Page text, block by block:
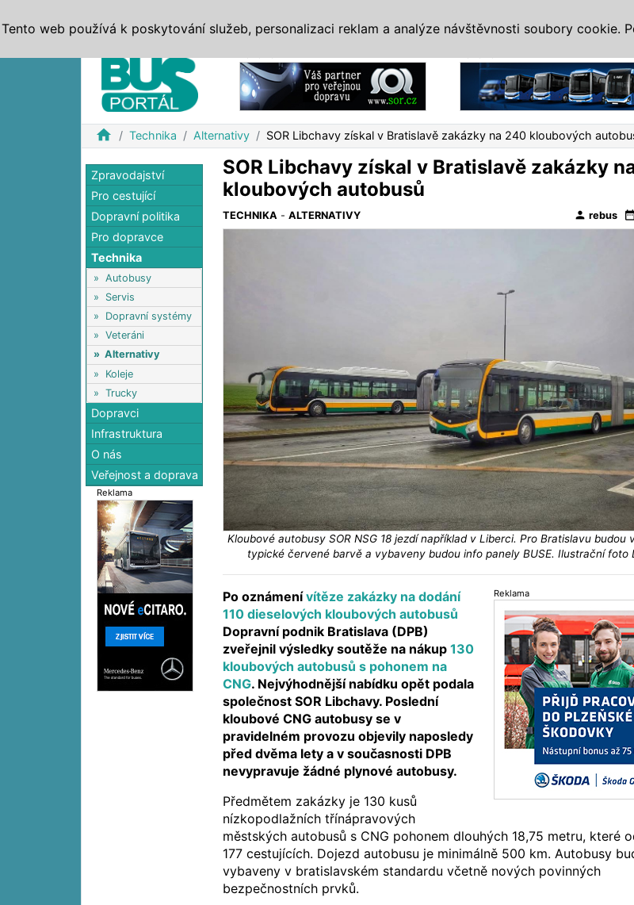
home Technika Alternativy SOR Libchavy získal v Bratislavě zakázky na 240 kloubových
Zpravodajství
Pro cestující
Dopravní politika
Pro dopravce
Technika
» Autobusy
» Servis
» Dopravní systémy
» Veteráni
» Alternativy
» Koleje
» Trucky
Dopravci
Infrastruktura
O nás
Veřejnost a doprava
Reklama
SOR Libchavy získal v Bratislavě zakázky
kloubových autobusů
TECHNIKA -ALTERNATIVY person rebus date_range
Kloubové autobusy SOR NSG 18 jezdí například v Liberci. Pro Bratislavu budou
typické červené barvě a vybaveny budou info panely BUSE. Ilustrační foto
Reklama
Po oznámenívítěze zakázky na dodání
110 dieselových kloubových autobusů
Dopravní podnik Bratislava (DPB)
zveřejnil výsledky soutěže na nákup130
kloubových autobusů s pohonem na
CNG. Nejvýhodnější nabídku opět podala
společnost SOR Libchavy. Poslední
kloubové CNG autobusy se v
pravidelném provozu objevily naposledy
před dvěma lety a v současnosti DPB
nevypravuje žádné plynové autobusy.
Předmětem zakázky je 130 kusů
nízkopodlažních třínápravových
městských autobusů s CNG pohonem dlouhých 18,75 metru, které
177 cestujících. Dojezd autobusu je minimálně 500 km. Autobusy
vybaveny v bratislavském standardu včetně nových povinných
bezpečnostních prvků.
Tento web používá k poskytování služeb, personalizaci reklam a analýze návštěvnosti soubory cookie.